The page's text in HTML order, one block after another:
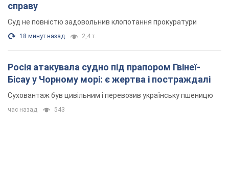
справу
Суд не повністю задовольнив клопотання прокуратури
18 минут назад 2,4 т.
Росія атакувала судно під прапором Гвінеї-
Бісау у Чорному морі: є жертва і постраждалі
Суховантаж був цивільним і перевозив українську пшеницю
час назад 543